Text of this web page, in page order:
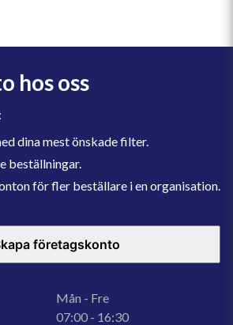
hos oss
dina mest önskade filter.
beställningar.
för fler beställare i en organisation.
företagskonto
Mån - Fre
07:00 - 16:30